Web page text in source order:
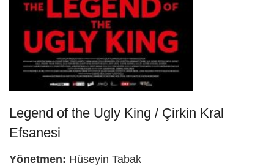
Legend of the Ugly King / Çirkin Kral
Efsanesi
Yönetmen: Hüseyin Tabak